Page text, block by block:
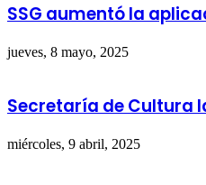
SSG aumentó la
jueves, 8 mayo, 2025
Secretaría de Cultura
miércoles, 9 abril, 2025